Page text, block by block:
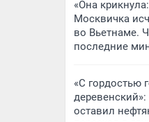
«Она
Москвичка
во Вьетнаме.
последние
«С гордостью
оставил